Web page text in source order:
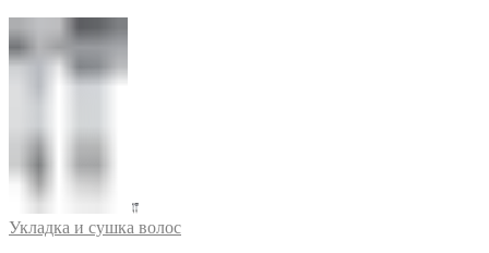
Укладка и сушка волос